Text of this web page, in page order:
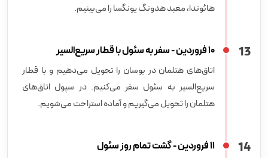
هائوندا، معبد هدونگ یونگسا را می‌بینیم.
13 10 فروردین - سفر به سئول با قطار سریع‌السیر
اتاق‌های هتلمان در بوسان را تحویل می‌دهیم و با قطار
سریع‌السیر به سئول سفر می‌کنیم. در سپول اتاق‌های
هتلمان را تحویل می‌گیریم و آماده استراحت می‌شویم.
14 11 فروردین - گشت تمام روز سئول